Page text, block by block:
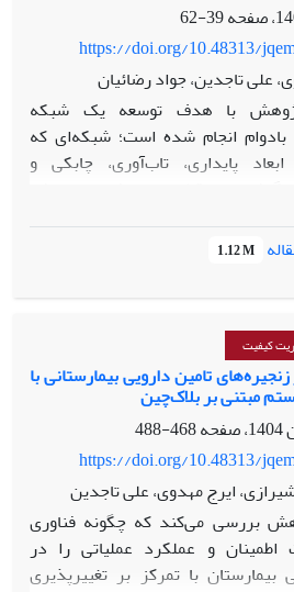
39-62
https://doi.org/10.48313/
علی تاجدین، جواد رضائیان
با هدف توسعه یک شبکه
بادوام انجام شده است؛ شبکه‌ای که
پایداری، تاب‌آوری، چابکی و
گرفتن عدم‌قطعیت‌های فازی-تصادفی
ازآن‌جهت است که اغلب
مواجهه با نوسانات شدید محیطی،
تقاضا فاقد کارایی لازم هستند و نیاز
هوشمند و چندبعدی دارند.
گردید. در گام نخست، به‌منظور لحاظ
فصلی در ورودی‌های مدل، تقاضا با
زمانیSARIMAپیش‌بینی شد. در
تامین‌کنندگان بر اساس مرور
متخصصان شناسایی و سپس با روش
وزن‌دهی گردید؛ پس‌از آن،
بهره‌گیری از تکنیک تاپسیس فازی-
برای طراحی و بهینه‌سازی شبکه
چندهدفه با ماهیت فازی-تصادفی
مدیریت عدم قطعیت داده‌ها، رویکرد
1.12 M
کیفیت
تامین دارویی بیمارستانی با
مبتنی بر بلاک‌چین
468-488
https://doi.org/10.48313/
ایرج مهدوی، علی تاجدین
بررسی می‌کند که چگونه فناوری
اطمینان و عملکرد عملیاتی را در
بیمارستان با تمرکز بر تغییرپذیری